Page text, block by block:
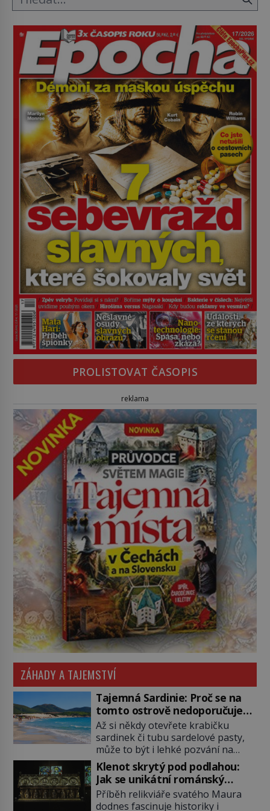
PROLISTOVAT ČASOPIS
reklama
ZÁHADY A TAJEMSTVÍ
Tajemná Sardinie: Proč se na
tomto ostrově nedoporučuje
pytlovat „mořské brambory“?
Až si někdy otevřete krabičku
sardinek či tubu sardelové pasty,
může to být i lehké pozvání na
cestu do srdce Středozemního
moře, na ostrov hrdých Sardů.
Věděli jste, že to byl právě italský
ostrov Sardinie, jenž těmto
Klenot skrytý pod podlahou:
Jak se unikátní románský
poklad dostal do zapadlého
Bečova?
Příběh relikviáře svatého Maura
dodnes fascinuje historiky i